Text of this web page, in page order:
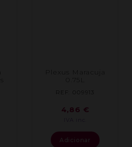
Plexus Maracuja
0.75L
REF: 009913
4,86 €
Adicionar